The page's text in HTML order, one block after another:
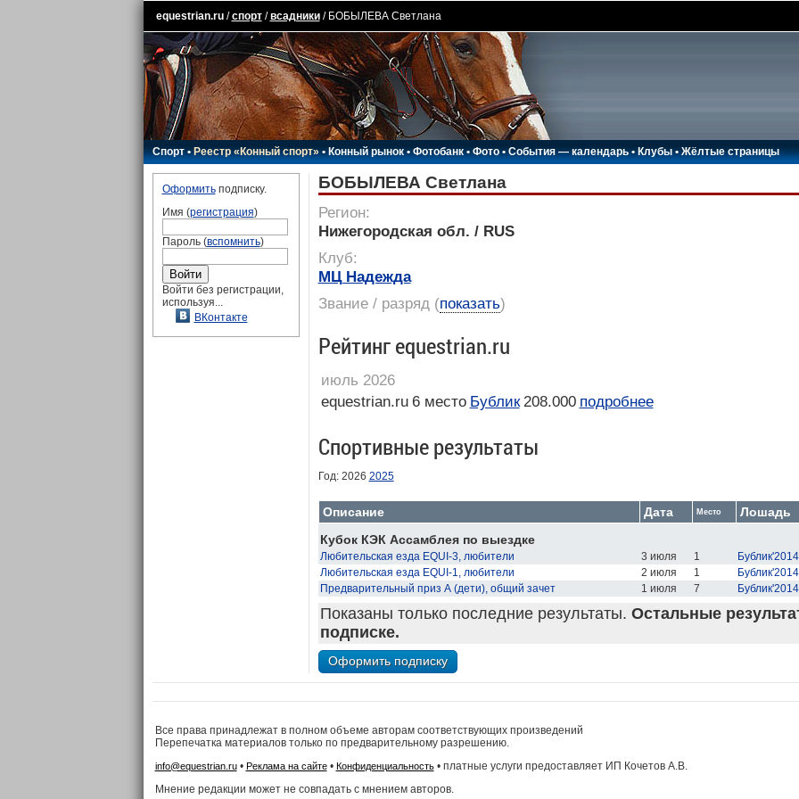
equestrian.ru/спорт/всадники/ БОБЫЛЕВА Светлана
Спорт•Реестр «Конный спорт»•Конный рынок•Фотобанк •Фото•События — календарь•Клубы •Жёлтые страницы
Оформитьподписку.
Имя (регистрация)
Пароль (вспомнить)
Войти без регистрации,
используя...
ВКонтакте
БОБЫЛЕВА Светлана
Регион:
Нижегородская обл. / RUS
Клуб:
МЦ Надежда
Звание / разряд(показать)
Рейтинг equestrian.ru
июль 2026
equestrian.ru 6 место Бублик 208.000 подробнее
Спортивные результаты
Год: 2026 2025
Описание Дата Место
Лошадь
Кубок КЭК Ассамблея по выездке
Любительская езда EQUI-3, любители 3 июля 1
Бублик'2014
Любительская езда EQUI-1, любители
2 июля 1
Бублик'2014
Предварительный приз А (дети), общий зачет
1 июля 7 Бублик'2014
Показаны только последние результаты. Остальные
подписке.
Все права принадлежат в полном объеме авторам соответствующих произведений
Перепечатка материалов только по предварительному разрешению.
info@equestrian.ru• Реклама на сайте• Конфиденциальность• платные услуги предоставляет ИП Кочетов А.В.
Мнение редакции может не совпадать с мнением авторов.